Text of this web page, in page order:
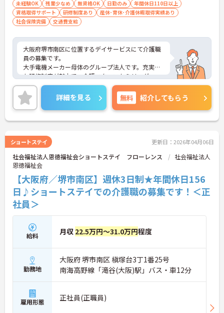
未経験OK 残業少なめ 無資格OK 日勤のみ
年間休日110日以上
資格取得サポート
研修制度あり
産休･育休･介護休暇取得実績あり
社会保険完備
交通費支給
大阪府堺市南区に位置するデイサービスにて介護職
員の募集です。
大手電機メーカー母体のグループ法人です。充実し
た研修制度が魅力で、介護スタッフからリーダー
職、所長へのステップアップが目指せます！
ご興味のある方には、面接対策ポイントなど、さら
に詳細をお話いたしますので、お気軽にご相談くだ
さい。
詳細を見る 無料 紹介してもらう
ショートステイ 更新日：2026年04月06日
社会福祉法人恩徳福祉会ショートステイ フローレンス
社会福祉法人
恩徳福祉会
【大阪府／堺市南区】週休3日制★年間休日156
日♪ショートステイでの介護職の募集です！＜正
社員＞
給料 月収 22.5万円～31.0万円程度
勤務地
大阪府 堺市南区 槇塚台3丁1番25号
南海高野線「滝谷(大阪)駅」バス・車12分
雇用形態 正社員(正職員)